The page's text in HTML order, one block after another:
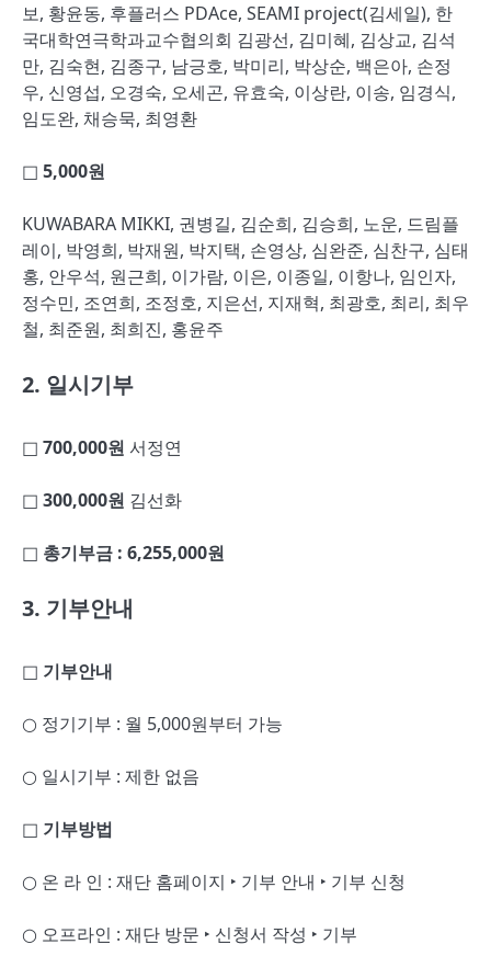
보, 황윤동, 후플러스 PDAce, SEAMI project(김세일), 한
국대학연극학과교수협의회 김광선, 김미혜, 김상교, 김석
만, 김숙현, 김종구, 남긍호, 박미리, 박상순, 백은아, 손정
우, 신영섭, 오경숙, 오세곤, 유효숙, 이상란, 이송, 임경식,
임도완, 채승묵, 최영환
□ 5,000원
KUWABARA MIKKI, 권병길, 김순희, 김승희, 노운, 드림플
레이, 박영희, 박재원, 박지택, 손영상, 심완준, 심찬구, 심태
홍, 안우석, 원근희, 이가람, 이은, 이종일, 이항나, 임인자,
정수민, 조연희, 조정호, 지은선, 지재혁, 최광호, 최리, 최우
철, 최준원, 최희진, 홍윤주
2. 일시기부
□ 700,000원 서정연
□ 300,000원 김선화
□ 총기부금 : 6,255,000원
3. 기부안내
□ 기부안내
○ 정기기부 : 월 5,000원부터 가능
○ 일시기부 : 제한 없음
□ 기부방법
○ 온 라 인 : 재단 홈페이지 ‣ 기부 안내 ‣ 기부 신청
○ 오프라인 : 재단 방문 ‣ 신청서 작성 ‣ 기부